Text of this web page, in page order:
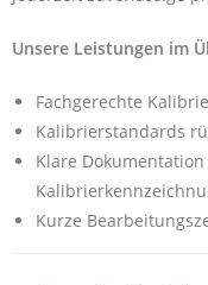
Unsere Leistungen im
Fachgerechte
Kalibrierstandards
Klare
Kurze